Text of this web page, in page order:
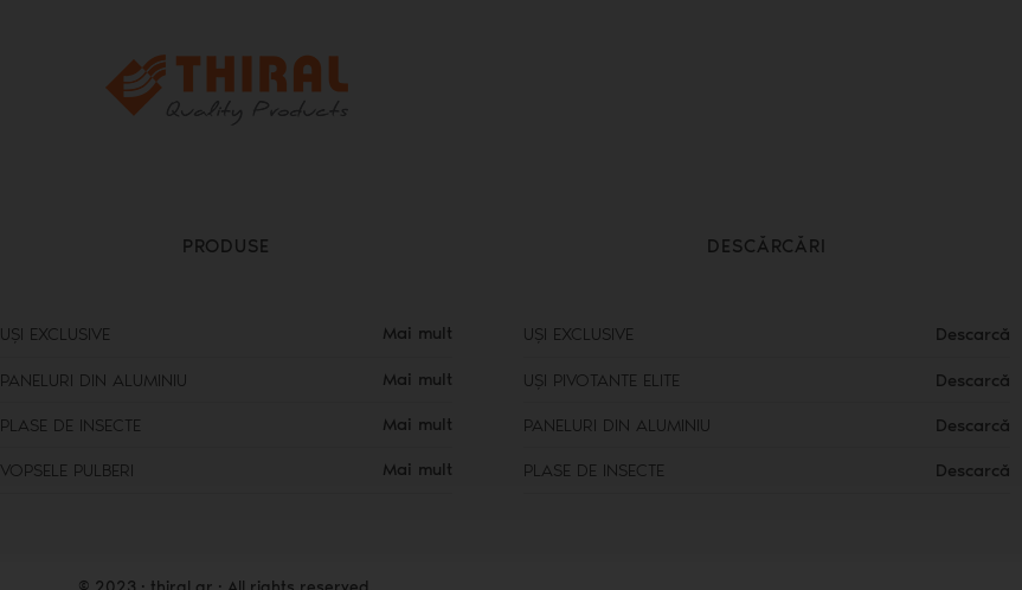
PRODUSE
UȘI EXCLUSIVE Mai mult
PANELURI DIN ALUMINIU Mai mult
PLASE DE INSECTE Mai mult
VOPSELE PULBERI Mai mult
DESCĂRCĂRI
UȘI EXCLUSIVE Descarcă
UȘI PIVOTANTE ELITE Descarcă
PANELURI DIN ALUMINIU Descarcă
PLASE DE INSECTE Descarcă